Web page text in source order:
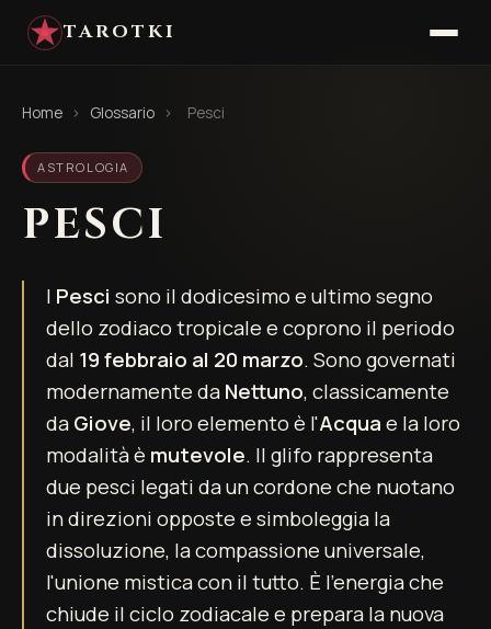
TAROTKI
Home › Glossario › Pesci
ASTROLOGIA
PESCI
I Pesci sono il dodicesimo e ultimo segno
dello zodiaco tropicale e coprono il periodo
dal 19 febbraio al 20 marzo. Sono governati
modernamente daNettuno, classicamente
daGiove, il loro elemento è l'Acquae la loro
modalità è mutevole. Il glifo rappresenta
due pesci legati da un cordone che nuotano
in direzioni opposte e simboleggia la
dissoluzione, la compassione universale,
l'unione mistica con il tutto. È l'energia che
chiude il ciclo zodiacale e prepara la nuova